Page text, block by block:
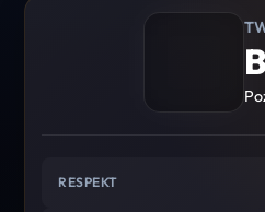
RESPEKT